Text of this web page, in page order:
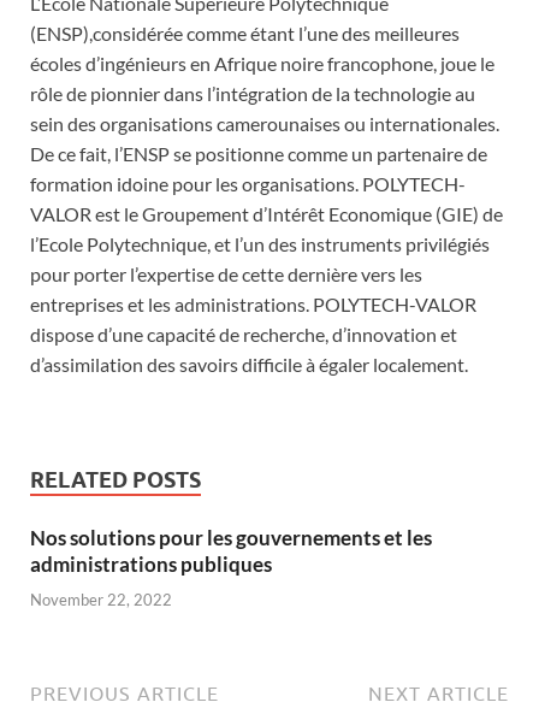
(ENSP),considérée comme étant l’une des meilleures
écoles d’ingénieurs en Afrique noire francophone, joue le
rôle de pionnier dans l’intégration de la technologie au
sein des organisations camerounaises ou internationales.
De ce fait, l’ENSP se positionne comme un partenaire de
formation idoine pour les organisations. POLYTECH-
VALOR est le Groupement d’Intérêt Economique (GIE) de
l’Ecole Polytechnique, et l’un des instruments privilégiés
pour porter l’expertise de cette dernière vers les
entreprises et les administrations. POLYTECH-VALOR
dispose d’une capacité de recherche, d’innovation et
d’assimilation des savoirs difficile à égaler localement.
RELATED POSTS
Nos solutions pour les gouvernements et les
administrations publiques
November 22, 2022
PREVIOUS ARTICLE NEXT ARTICLE